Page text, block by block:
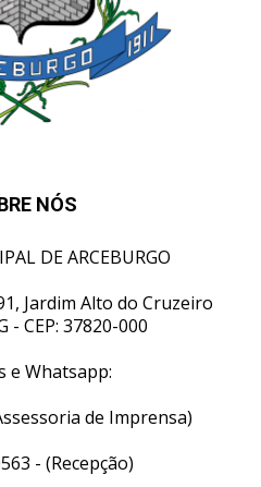
NÓS
DE ARCEBURGO
Jardim Alto do Cruzeiro
CEP: 37820-000
e Whatsapp:
de Imprensa)
- (Recepção)